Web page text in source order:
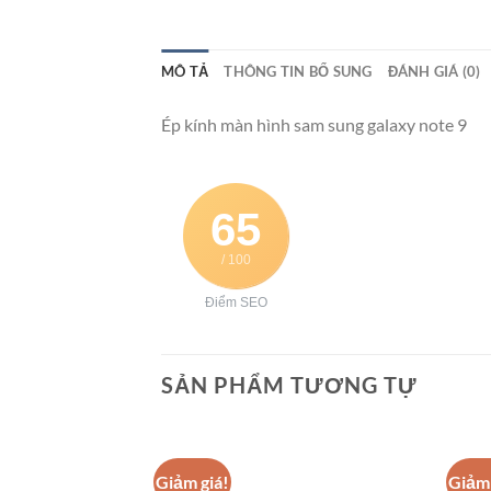
MÔ TẢ THÔNG TIN BỔ SUNG ĐÁNH GIÁ (0)
Ép kính màn hình sam sung galaxy note 9
65
/ 100
Điểm SEO
SẢN PHẨM TƯƠNG TỰ
Giảm giá!